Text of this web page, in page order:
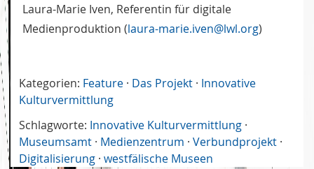
Laura-Marie Iven, Referentin für digitale
Medienproduktion (laura-marie.iven@lwl.org)
Kategorien: Feature · Das Projekt · Innovative
Kulturvermittlung
Schlagworte: Innovative Kulturvermittlung ·
Museumsamt · Medienzentrum · Verbundprojekt ·
Digitalisierung · westfälische Museen